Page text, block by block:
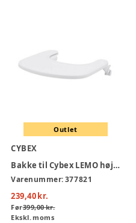
Outlet
CYBEX
Bakke til Cybex LEMO højstol - All White
Varenummer:377821
239,40 kr.
Før399,00 kr.
Ekskl. moms